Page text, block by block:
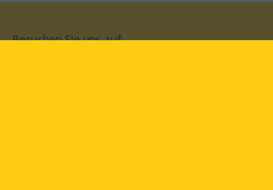
Besuchen Sie uns auf: